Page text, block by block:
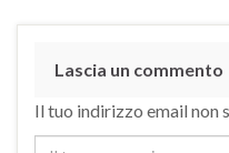
Lascia un commento
Il tuo indirizzo email non